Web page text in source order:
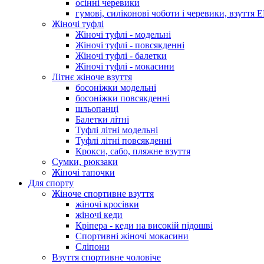
осінні черевики
гумові, силіконові чоботи і черевики, взуття
Жіночі туфлі
Жіночі туфлі - модельні
Жіночі туфлі - повсякденні
Жіночі туфлі - балетки
Жіночі туфлі - мокасини
Літнє жіноче взуття
босоніжки модельні
босоніжки повсякденні
шльопанці
Балетки літні
Туфлі літні модельні
Туфлі літні повсякденні
Крокси, сабо, пляжне взуття
Сумки, рюкзаки
Жіночі тапочки
Для спорту
Жіноче спортивне взуття
жіночі кросівки
жіночі кеди
Кріпера - кеди на високій підошві
Спортивні жіночі мокасини
Сліпони
Взуття спортивне чоловіче